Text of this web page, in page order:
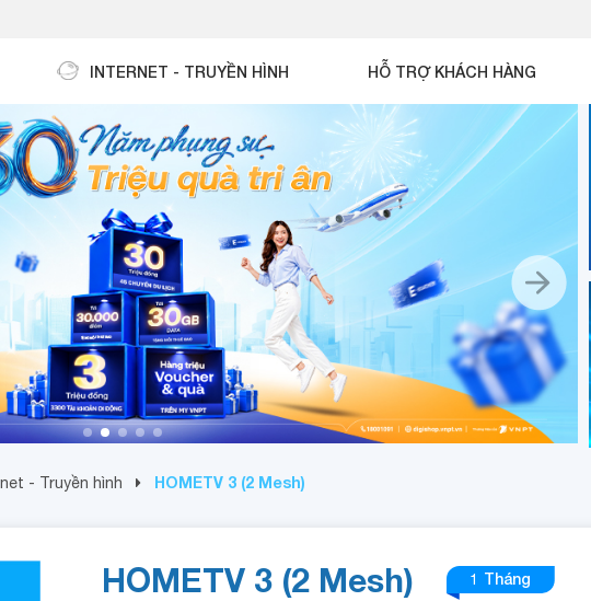
INTERNET - TRUYỀN HÌNH HỖ TRỢ KHÁCH HÀNG
- Truyền hình HOMETV 3 (2 Mesh)
HOMETV 3 (2 Mesh) 1 Tháng